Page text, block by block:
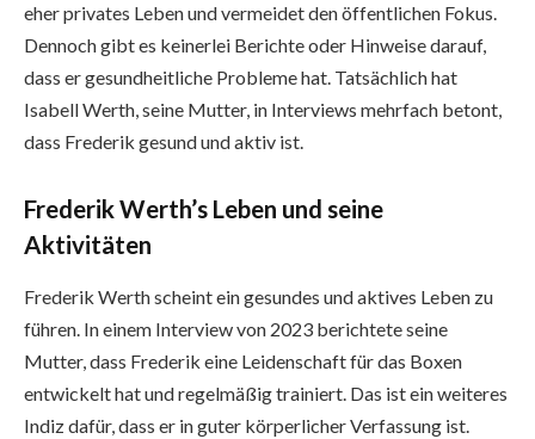
eher privates Leben und vermeidet den öffentlichen Fokus.
Dennoch gibt es keinerlei Berichte oder Hinweise darauf,
dass er gesundheitliche Probleme hat. Tatsächlich hat
Isabell Werth, seine Mutter, in Interviews mehrfach betont,
dass Frederik gesund und aktiv ist.
Frederik Werth’s Leben und seine
Aktivitäten
Frederik Werth scheint ein gesundes und aktives Leben zu
führen. In einem Interview von 2023 berichtete seine
Mutter, dass Frederik eine Leidenschaft für das Boxen
entwickelt hat und regelmäßig trainiert. Das ist ein weiteres
Indiz dafür, dass er in guter körperlicher Verfassung ist.